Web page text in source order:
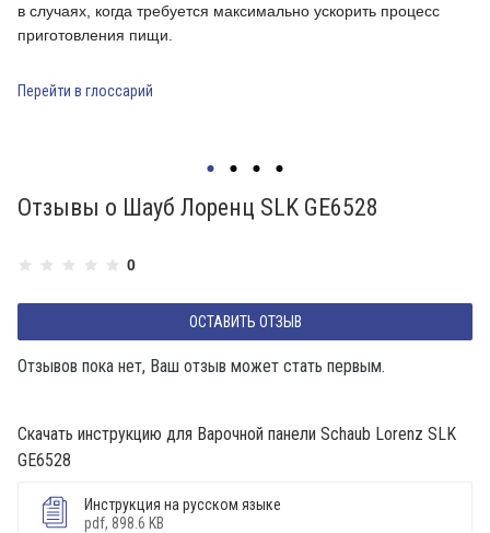
в случаях, когда требуется максимально ускорить процесс
приготовления пищи.
Перейти в глоссарий
Отзывы о Шауб Лоренц SLK GE6528
ОСТАВИТЬ ОТЗЫВ
0
Отзывов пока нет, Ваш отзыв может стать первым.
Скачать инструкцию для Варочной панели Schaub Lorenz SLK
GE6528
Инструкция на русском языке
pdf, 898.6 KB